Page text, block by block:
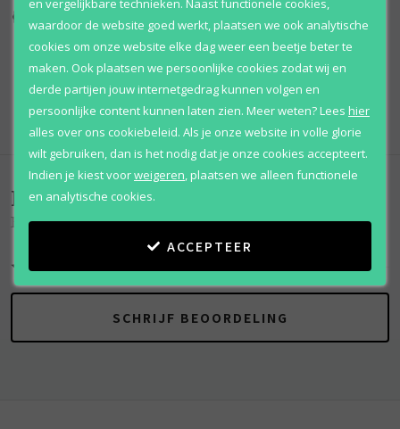
Qshops Keurmerk
Beoordelingen
Heat Kissed
SCHRIJF BEOORDELING
en vergelijkbare technieken. Naast functionele cookies,
waardoor de website goed werkt, plaatsen we ook analytische
cookies om onze website elke dag weer een beetje beter te
maken. Ook plaatsen we persoonlijke cookies zodat wij en
derde partijen jouw internetgedrag kunnen volgen en
persoonlijke content kunnen laten zien. Meer weten?Lees hier
alles over ons cookiebeleid. Als je onze website in volle glorie
wilt gebruiken, dan is het nodig dat je onze cookies accepteert.
Indien je kiest voorweigeren,plaatsen we alleen functionele
en analytische cookies.
ACCEPTEER